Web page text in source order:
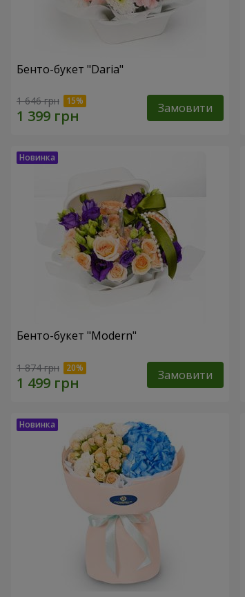
Бенто-букет "Daria"
1 646 грн Замовити
Бенто-букет "Modern"
1 874 грн Замовити